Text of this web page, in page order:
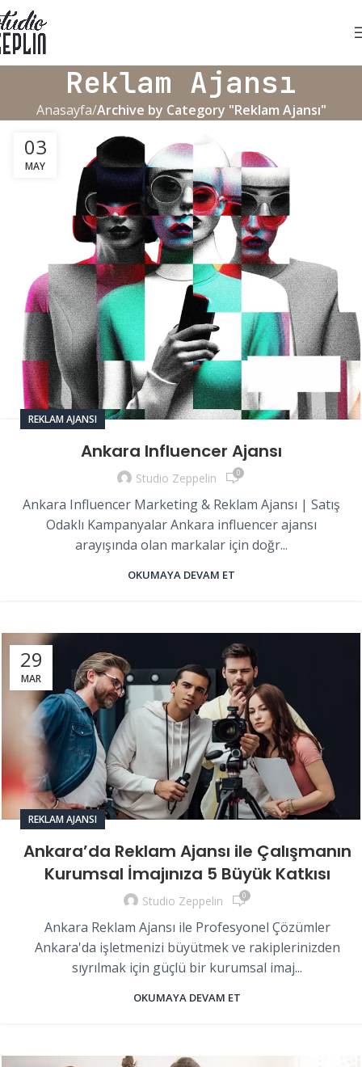
Reklam Ajansı
Anasayfa Archive by Category "Reklam Ajansı"
03
MAY
REKLAM AJANSI
Ankara Influencer Ajansı
Studio Zeppelin 0
Ankara Influencer Marketing & Reklam Ajansı | Satış
Odaklı Kampanyalar Ankara influencer ajansı
arayışında olan markalar için doğr...
OKUMAYA DEVAM ET
29
MAR
REKLAM AJANSI
Ankara’da Reklam Ajansı ile Çalışmanın
Kurumsal İmajınıza 5 Büyük Katkısı
Studio Zeppelin 0
Ankara Reklam Ajansı ile Profesyonel Çözümler
Ankara'da işletmenizi büyütmek ve rakiplerinizden
sıyrılmak için güçlü bir kurumsal imaj...
OKUMAYA DEVAM ET